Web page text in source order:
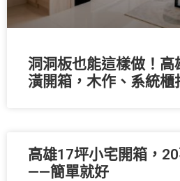
洞洞板也能這樣做！高
潢開箱，木作、系統櫃
高雄17坪小宅開箱，
——簡單就好